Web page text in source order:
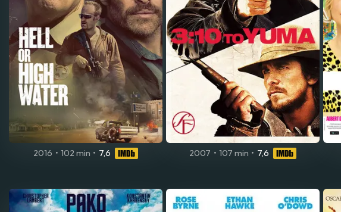
2016 • 102 min • 7,6 2007 • 107 min • 7,6